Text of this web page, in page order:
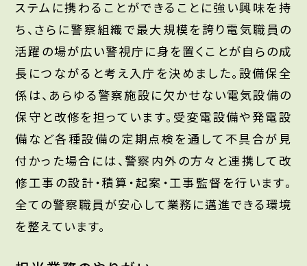
ステムに携わることができることに強い興味を持
ち、さらに警察組織で最大規模を誇り電気職員の
活躍の場が広い警視庁に身を置くことが自らの成
長につながると考え入庁を決めました。設備保全
係は、あらゆる警察施設に欠かせない電気設備の
保守と改修を担っています。受変電設備や発電設
備など各種設備の定期点検を通して不具合が見
付かった場合には、警察内外の方々と連携して改
修工事の設計・積算・起案・工事監督を行います。
全ての警察職員が安心して業務に邁進できる環境
を整えています。